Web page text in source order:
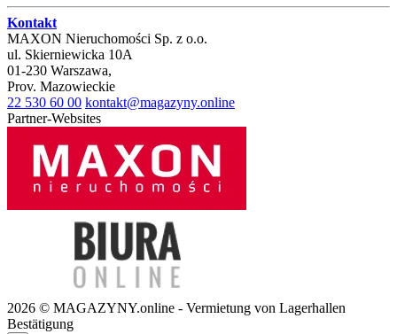
Kontakt
MAXON Nieruchomości Sp. z o.o.
ul. Skierniewicka 10A
01-230 Warszawa,
Prov. Mazowieckie
22 530 60 00 kontakt@magazyny.online
Partner-Websites
2026 © MAGAZYNY.online - Vermietung von Lagerhallen
Bestätigung